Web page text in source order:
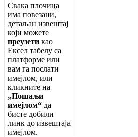
Свака плочица
има повезани,
детаљан извештај
који можете
преузети као
Ексел табелу са
платформе или
вам га послати
имејлом, или
кликните на
„Пошаљи
имејлом“ да
бисте добили
линк до извештаја
имејлом.